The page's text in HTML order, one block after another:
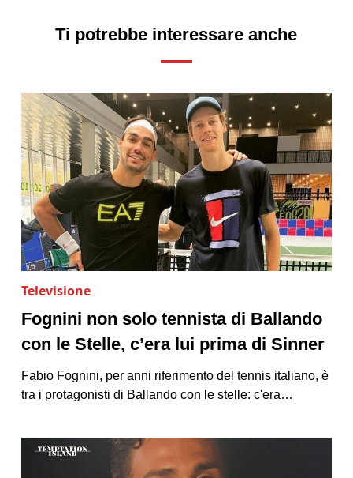
Ti potrebbe interessare anche
Televisione
Fognini non solo tennista di Ballando
con le Stelle, c’era lui prima di Sinner
Fabio Fognini, per anni riferimento del tennis italiano, è
tra i protagonisti di Ballando con le stelle: c'era…